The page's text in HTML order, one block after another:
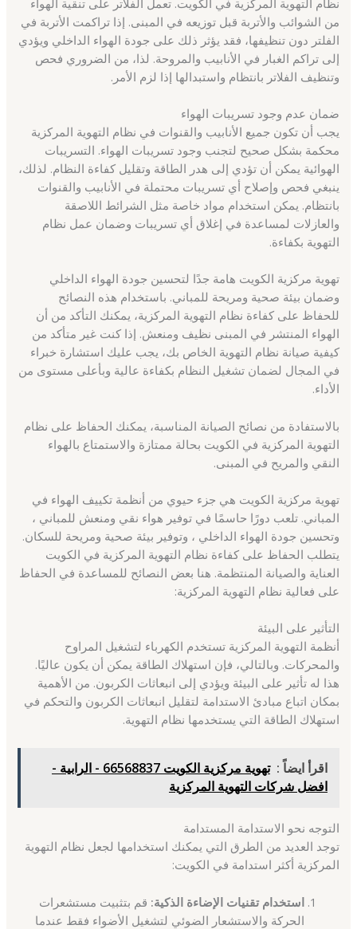
من الشوائب والأتربة قبل توزيعه في المبنى. إذا تراكمت الأتربة في
الفلتر دون تنظيفها، فقد يؤثر ذلك على جودة الهواء الداخلي ويؤدي
إلى تراكم الغبار في الأنابيب والمروحة. لذا، من الضروري فحص
وتنظيف الفلاتر بانتظام واستبدالها إذا لزم الأمر.
ضمان عدم وجود تسريبات الهواء
يجب أن تكون جميع الأنابيب والقنوات في نظام التهوية المركزية
محكمة بشكل صحيح لتجنب وجود تسريبات الهواء. التسريبات
الهوائية يمكن أن تؤدي إلى هدر الطاقة وتقليل كفاءة النظام. لذلك،
ينبغي فحص وإصلاح أي تسريبات محتملة في الأنابيب والقنوات
بانتظام. يمكن استخدام مواد خاصة مثل الشرائط اللاصقة
والعازلات لمساعدة في إغلاق أي تسريبات وضمان عمل نظام
التهوية بكفاءة.
تهوية مركزية الكويت هامة جدًا لتحسين جودة الهواء الداخلي
وضمان بيئة صحية ومريحة للمباني. باستخدام هذه النصائح
للحفاظ على كفاءة نظام التهوية المركزية، يمكنك التأكد من أن
الهواء المنتشر في المبنى نظيف ومنعش. إذا كنت غير متأكد من
كيفية صيانة نظام التهوية الخاص بك، يجب عليك استشارة خبراء
في المجال لضمان تشغيل النظام بكفاءة عالية وبأعلى مستوى من
الأداء.
بالاستفادة من نصائح الصيانة المناسبة، يمكنك الحفاظ على نظام
التهوية المركزية في الكويت بحالة ممتازة والاستمتاع بالهواء
النقي والمريح في المبنى.
تهوية مركزية الكويت هي جزء حيوي من أنظمة تكييف الهواء في
المباني. تلعب دورًا حاسمًا في توفير هواء نقي ومنعش للمباني ،
وتحسين جودة الهواء الداخلي ، وتوفير بيئة صحية ومريحة للسكان.
يتطلب الحفاظ على كفاءة نظام التهوية المركزية في الكويت
العناية والصيانة المنتظمة. هنا بعض النصائح للمساعدة في الحفاظ
على فعالية نظام التهوية المركزية:
التأثير على البيئة
أنظمة التهوية المركزية تستخدم الكهرباء لتشغيل المراوح
والمحركات. وبالتالي، فإن استهلاك الطاقة يمكن أن يكون عاليًا.
هذا له تأثير على البيئة ويؤدي إلى انبعاثات الكربون. من الأهمية
بمكان اتباع مبادئ الاستدامة لتقليل انبعاثات الكربون والتحكم في
استهلاك الطاقة التي يستخدمها نظام التهوية.
اقرأ ايضاً :
تهوية مركزية الكويت 66568837 - الرابية -
افضل شركات التهوية المركزية
التوجه نحو الاستدامة المستدامة
توجد العديد من الطرق التي يمكنك استخدامها لجعل نظام التهوية
المركزية أكثر استدامة في الكويت:
استخدام تقنيات الإضاءة الذكية: قم بتثبيت مستشعرات
الحركة والاستشعار الضوئي لتشغيل الأضواء فقط عندما